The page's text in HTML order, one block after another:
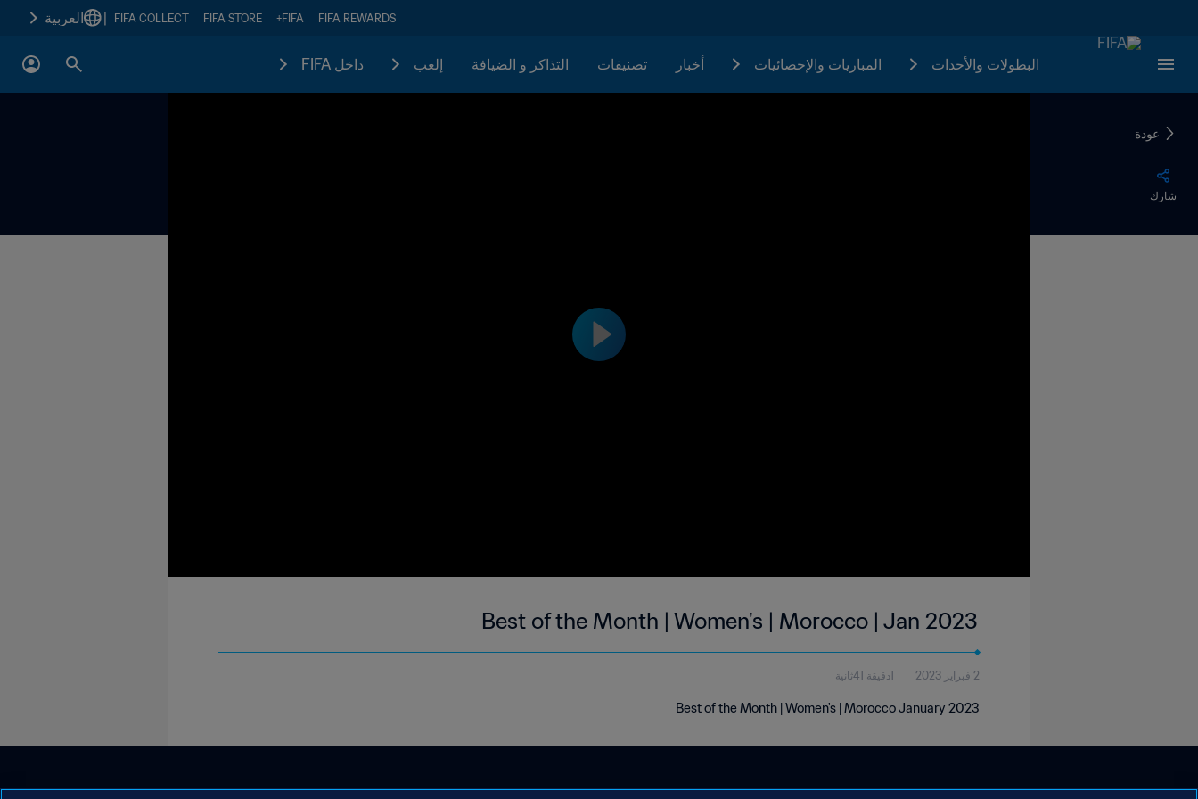
FIFA REWARDS
FIFA+
FIFA STORE
FIFA COLLECT العربية
البطولات والأحدات المباريات والإحصائيات أخبار تصنيفات التذاكر و الضيافة إلعب داخل FIFA
عودة
شارك
Best of the Month | Women's | Morocco | Jan 2023
2 فبراير 2023 1دقيقة 41ثانية
Best of the Month | Women's | Morocco January 2023